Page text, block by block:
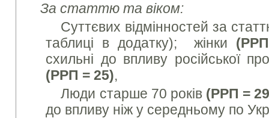
За статтю та віком:
Суттєвих відмінностей за
таблиці в додатку); жінки (
схильні до впливу російської
(РРП = 25),
Люди старше 70 років (РРП =
до впливу ніж у середньому по